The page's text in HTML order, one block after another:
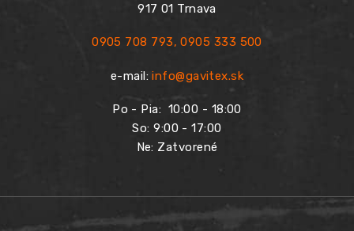
917 01 Trnava
0905 708 793,0905 333 500
e-mail:info@gavitex.sk
Po - Pia:10:00 - 18:00
So: 9:00 - 17:00
Ne: Zatvorené